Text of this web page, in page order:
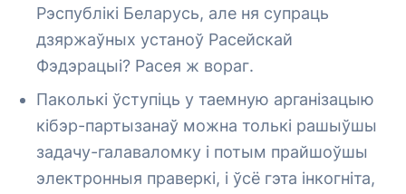
Рэспублікі Беларусь, але ня супраць
дзяржаўных устаноў Расейскай
Фэдэрацыі? Расея ж вораг.
Паколькі ўступіць у таемную арганізацыю
кібэр-партызанаў можна толькі рашыўшы
задачу-галаваломку і потым прайшоўшы
электронныя праверкі, і ўсё гэта інкогніта,